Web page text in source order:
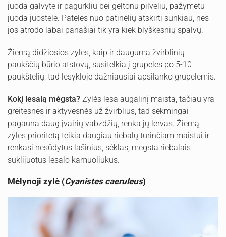
juoda galvyte ir pagurkliu bei geltonu pilveliu, pažymėtu
juoda juostele. Pateles nuo patinėlių atskirti sunkiau, nes
jos atrodo labai panašiai tik yra kiek blyškesnių spalvų.
Žiemą didžiosios zylės, kaip ir dauguma žvirblinių
paukščių būrio atstovų, susitelkia į grupeles po 5-10
paukštelių, tad lesykloje dažniausiai apsilanko grupelėmis.
Kokį lesalą mėgsta? Zylės lesa augalinį maistą, tačiau yra
greitesnės ir aktyvesnės už žvirblius, tad sėkmingai
pagauna daug įvairių vabzdžių, renka jų lervas. Žiemą
zylės prioritetą teikia daugiau riebalų turinčiam maistui ir
renkasi nesūdytus lašinius, sėklas, mėgsta riebalais
suklijuotus lesalo kamuoliukus.
Mėlynoji zylė (Cyanistes caeruleus)